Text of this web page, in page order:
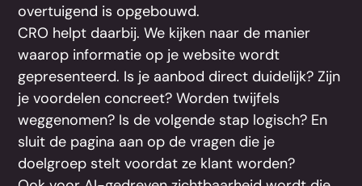
overtuigend is opgebouwd.
CRO helpt daarbij. We kijken naar de manier
waarop informatie op je website wordt
gepresenteerd. Is je aanbod direct duidelijk? Zijn
je voordelen concreet? Worden twijfels
weggenomen? Is de volgende stap logisch? En
sluit de pagina aan op de vragen die je
doelgroep stelt voordat ze klant worden?